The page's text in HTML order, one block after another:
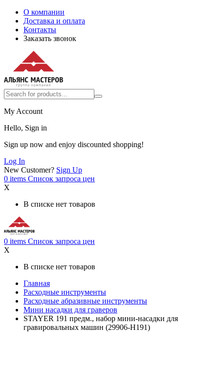
О компании
Доставка и оплата
Контакты
Заказать звонок
My Account
Hello, Sign in
Sign up now and enjoy discounted shopping!
Log In
New Customer? Sign Up
0 items Список запроса цен
X
В списке нет товаров
0 items Список запроса цен
X
В списке нет товаров
Главная
Расходные инструменты
Расходные абразивные инструменты
Мини насадки для граверов
STAYER 191 предм., набор мини-насадки для
гравировальных машин (29906-H191)